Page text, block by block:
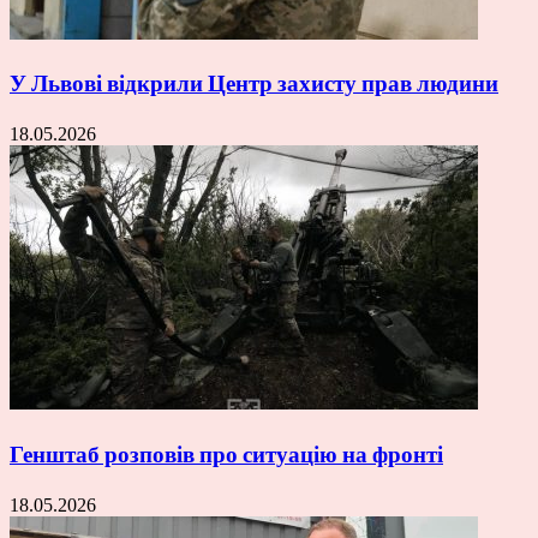
У Львові відкрили Центр захисту прав людини
18.05.2026
Генштаб розповів про ситуацію на фронті
18.05.2026